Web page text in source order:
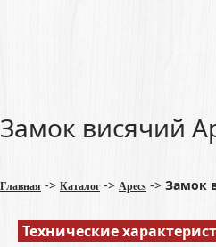
Замок висячий
Главная -> Каталог-> Apecs -> Замок
Технические